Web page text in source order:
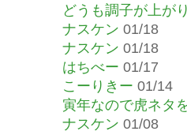
どうも調子が上が
ナスケン 01/18
ナスケン 01/18
はちべー 01/17
こーりきー 01/14
寅年なので虎ネタ
ナスケン 01/08